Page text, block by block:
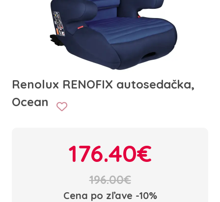
Renolux RENOFIX autosedačka,
Ocean
176.40€
196.00€
Cena po zľave -10%